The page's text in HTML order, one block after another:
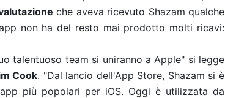
che aveva ricevuto Shazam qualche
non ha del resto mai prodotto molti ricavi:
talentuoso team si uniranno a Apple" si legge
Cook. "Dal lancio dell'App Store, Shazam si è
più popolari per iOS. Oggi è utilizzata da